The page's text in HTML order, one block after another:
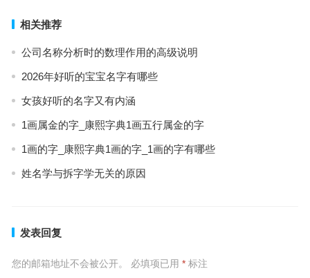
相关推荐
公司名称分析时的数理作用的高级说明
2026年好听的宝宝名字有哪些
女孩好听的名字又有内涵
1画属金的字_康熙字典1画五行属金的字
1画的字_康熙字典1画的字_1画的字有哪些
姓名学与拆字学无关的原因
发表回复
您的邮箱地址不会被公开。 必填项已用 *标注